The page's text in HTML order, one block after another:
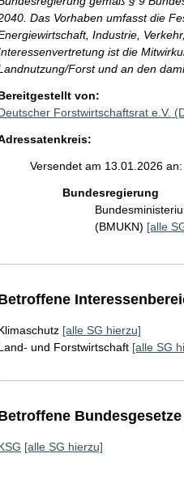
Das Vorhaben umfasst die
Industrie,
ist die
Forst und an den
von:
Forstwirtschaftsrat e.V.
Versendet am 13.01.2026 an:
Bundesregierung
(BMUKN) [alle
[alle SG hierzu]
und Forstwirtschaft [alle SG
Bundesgesetze
[alle SG hierzu]